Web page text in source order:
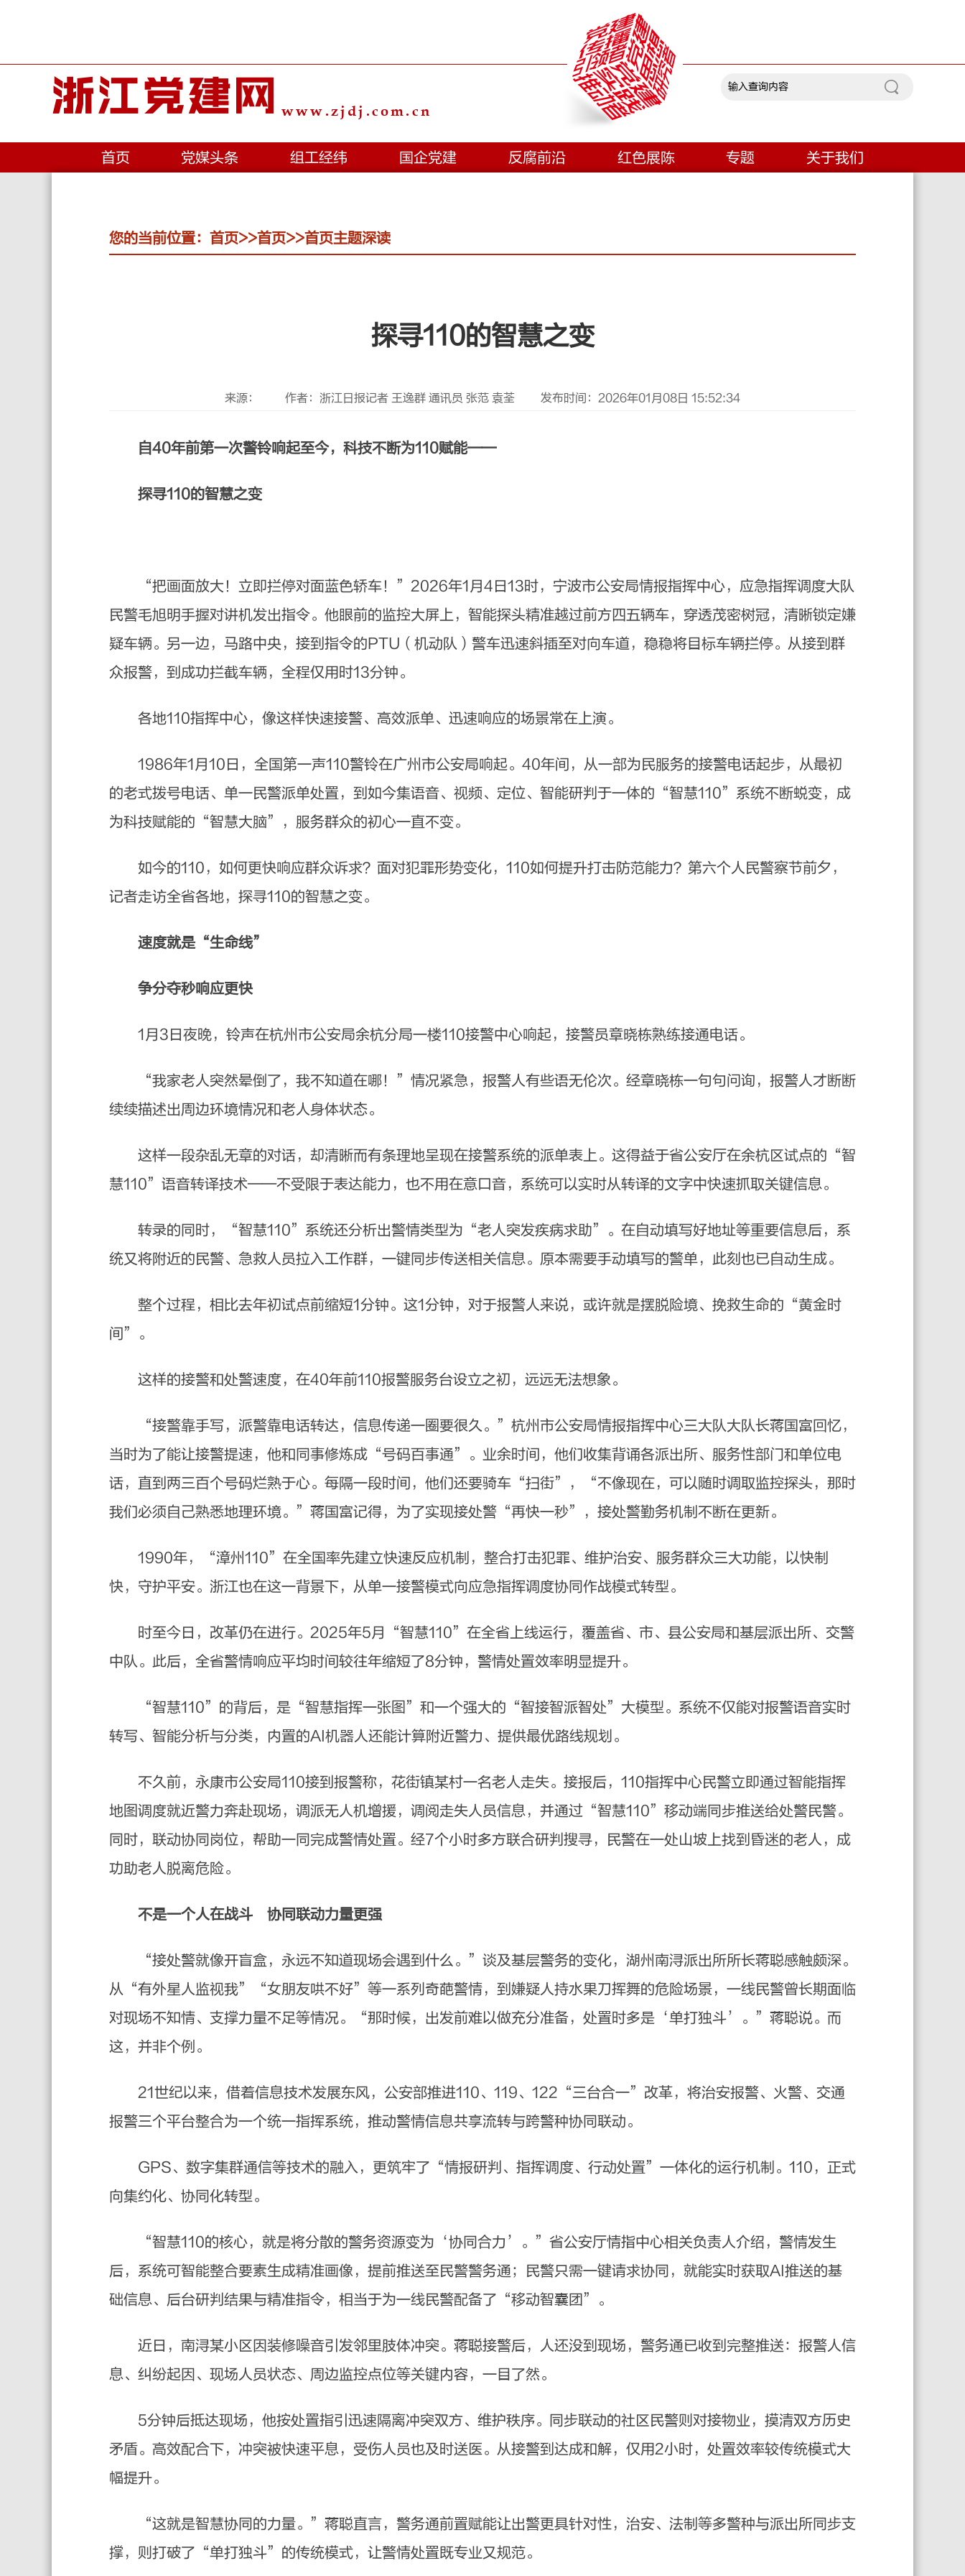
浙江党建网 www.zjdj.com.cn
首页 党媒头条 组工经纬 国企党建 反腐前沿 红色展陈 专题 关于我们
您的当前位置： 首页>>首页>>首页主题深读
探寻110的智慧之变
来源： 作者：浙江日报记者 王逸群 通讯员 张范 袁荃 发布时间：2026年01月08日 15:52:34
自40年前第一次警铃响起至今，科技不断为110赋能——
探寻110的智慧之变
“把画面放大！立即拦停对面蓝色轿车！”2026年1月4日13时，宁波市公安局情报指挥中心，应急指挥调度大队
民警毛旭明手握对讲机发出指令。他眼前的监控大屏上，智能探头精准越过前方四五辆车，穿透茂密树冠，清晰锁定嫌
疑车辆。另一边，马路中央，接到指令的PTU（机动队）警车迅速斜插至对向车道，稳稳将目标车辆拦停。从接到群
众报警，到成功拦截车辆，全程仅用时13分钟。
各地110指挥中心，像这样快速接警、高效派单、迅速响应的场景常在上演。
1986年1月10日，全国第一声110警铃在广州市公安局响起。40年间，从一部为民服务的接警电话起步，从最初
的老式拨号电话、单一民警派单处置，到如今集语音、视频、定位、智能研判于一体的“智慧110”系统不断蜕变，成
为科技赋能的“智慧大脑”，服务群众的初心一直不变。
如今的110，如何更快响应群众诉求？面对犯罪形势变化，110如何提升打击防范能力？第六个人民警察节前夕，
记者走访全省各地，探寻110的智慧之变。
速度就是“生命线”
争分夺秒响应更快
1月3日夜晚，铃声在杭州市公安局余杭分局一楼110接警中心响起，接警员章晓栋熟练接通电话。
“我家老人突然晕倒了，我不知道在哪！”情况紧急，报警人有些语无伦次。经章晓栋一句句问询，报警人才断断
续续描述出周边环境情况和老人身体状态。
这样一段杂乱无章的对话，却清晰而有条理地呈现在接警系统的派单表上。这得益于省公安厅在余杭区试点的“智
慧110”语音转译技术——不受限于表达能力，也不用在意口音，系统可以实时从转译的文字中快速抓取关键信息。
转录的同时，“智慧110”系统还分析出警情类型为“老人突发疾病求助”。在自动填写好地址等重要信息后，系
统又将附近的民警、急救人员拉入工作群，一键同步传送相关信息。原本需要手动填写的警单，此刻也已自动生成。
整个过程，相比去年初试点前缩短1分钟。这1分钟，对于报警人来说，或许就是摆脱险境、挽救生命的“黄金时
间”。
这样的接警和处警速度，在40年前110报警服务台设立之初，远远无法想象。
“接警靠手写，派警靠电话转达，信息传递一圈要很久。”杭州市公安局情报指挥中心三大队大队长蒋国富回忆，
当时为了能让接警提速，他和同事修炼成“号码百事通”。业余时间，他们收集背诵各派出所、服务性部门和单位电
话，直到两三百个号码烂熟于心。每隔一段时间，他们还要骑车“扫街”，“不像现在，可以随时调取监控探头，那时
我们必须自己熟悉地理环境。”蒋国富记得，为了实现接处警“再快一秒”，接处警勤务机制不断在更新。
1990年，“漳州110”在全国率先建立快速反应机制，整合打击犯罪、维护治安、服务群众三大功能，以快制
快，守护平安。浙江也在这一背景下，从单一接警模式向应急指挥调度协同作战模式转型。
时至今日，改革仍在进行。2025年5月“智慧110”在全省上线运行，覆盖省、市、县公安局和基层派出所、交警
中队。此后，全省警情响应平均时间较往年缩短了8分钟，警情处置效率明显提升。
“智慧110”的背后，是“智慧指挥一张图”和一个强大的“智接智派智处”大模型。系统不仅能对报警语音实时
转写、智能分析与分类，内置的AI机器人还能计算附近警力、提供最优路线规划。
不久前，永康市公安局110接到报警称，花街镇某村一名老人走失。接报后，110指挥中心民警立即通过智能指挥
地图调度就近警力奔赴现场，调派无人机增援，调阅走失人员信息，并通过“智慧110”移动端同步推送给处警民警。
同时，联动协同岗位，帮助一同完成警情处置。经7个小时多方联合研判搜寻，民警在一处山坡上找到昏迷的老人，成
功助老人脱离危险。
不是一个人在战斗 协同联动力量更强
“接处警就像开盲盒，永远不知道现场会遇到什么。”谈及基层警务的变化，湖州南浔派出所所长蒋聪感触颇深。
从“有外星人监视我”“女朋友哄不好”等一系列奇葩警情，到嫌疑人持水果刀挥舞的危险场景，一线民警曾长期面临
对现场不知情、支撑力量不足等情况。“那时候，出发前难以做充分准备，处置时多是‘单打独斗’。”蒋聪说。而
这，并非个例。
21世纪以来，借着信息技术发展东风，公安部推进110、119、122“三台合一”改革，将治安报警、火警、交通
报警三个平台整合为一个统一指挥系统，推动警情信息共享流转与跨警种协同联动。
GPS、数字集群通信等技术的融入，更筑牢了“情报研判、指挥调度、行动处置”一体化的运行机制。110，正式
向集约化、协同化转型。
“智慧110的核心，就是将分散的警务资源变为‘协同合力’。”省公安厅情指中心相关负责人介绍，警情发生
后，系统可智能整合要素生成精准画像，提前推送至民警警务通；民警只需一键请求协同，就能实时获取AI推送的基
础信息、后台研判结果与精准指令，相当于为一线民警配备了“移动智囊团”。
近日，南浔某小区因装修噪音引发邻里肢体冲突。蒋聪接警后，人还没到现场，警务通已收到完整推送：报警人信
息、纠纷起因、现场人员状态、周边监控点位等关键内容，一目了然。
5分钟后抵达现场，他按处置指引迅速隔离冲突双方、维护秩序。同步联动的社区民警则对接物业，摸清双方历史
矛盾。高效配合下，冲突被快速平息，受伤人员也及时送医。从接警到达成和解，仅用2小时，处置效率较传统模式大
幅提升。
“这就是智慧协同的力量。”蒋聪直言，警务通前置赋能让出警更具针对性，治安、法制等多警种与派出所同步支
撑，则打破了“单打独斗”的传统模式，让警情处置既专业又规范。